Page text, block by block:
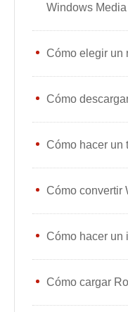
Windows
Cómo elegir un
Cómo
Cómo hacer un
Cómo convertir
Cómo hacer un
Cómo cargar